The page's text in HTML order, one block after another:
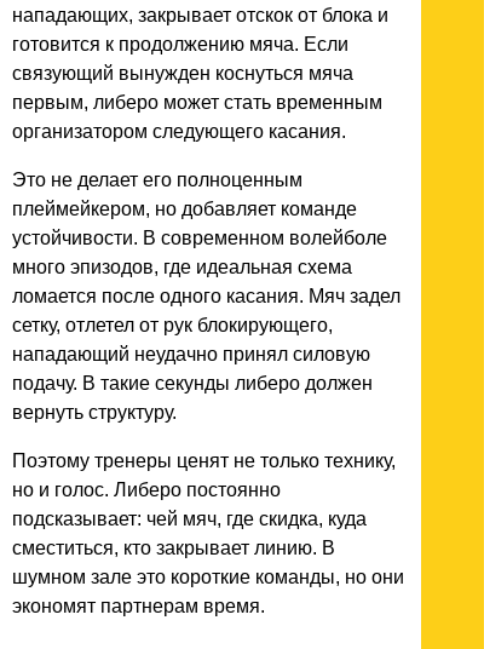
нападающих, закрывает отскок от блока и
готовится к продолжению мяча. Если
связующий вынужден коснуться мяча
первым, либеро может стать временным
организатором следующего касания.
Это не делает его полноценным
плеймейкером, но добавляет команде
устойчивости. В современном волейболе
много эпизодов, где идеальная схема
ломается после одного касания. Мяч задел
сетку, отлетел от рук блокирующего,
нападающий неудачно принял силовую
подачу. В такие секунды либеро должен
вернуть структуру.
Поэтому тренеры ценят не только технику,
но и голос. Либеро постоянно
подсказывает: чей мяч, где скидка, куда
сместиться, кто закрывает линию. В
шумном зале это короткие команды, но они
экономят партнерам время.